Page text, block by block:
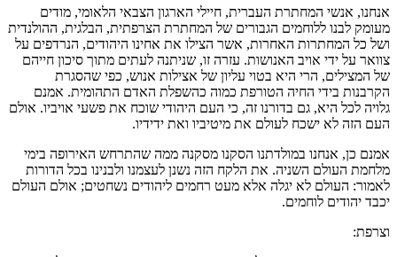
אנחנו, אנשי המחתרת העברית, חיילי הארגון הצבאי הלאומי, מודים
מעומק לבנו ללוחמים הגבורים של המחתרת הצרפתית, הבלגית, ההולנדית
ושל כל המחתרות האחרות, אשר הצילו את אחינו היהודים, הנרדפים על
צוואר על ידי אויב האנושות. עזרה זו, שניתנה לעתים מתוך סיכון חייהם
של המצילים, הרי היא בטוי עליון של אצילות אנוש, כפי שהסגרת
הקרבנות בידי החיה הטורפת כמוה כהשפלת האדם התהומית. אמנם
גלויה לכל היא, גם בדורנו זה, כי העם היהודי שוכח את פשעי אויביו. אולם
העם הזה לא ישכח לעולם את מיטיביו ואת ידידיו.
אמנם כן, אנחנו במולדתנו הסקנו מסקנה ממה שהתרחש האירופה בימי
מלחמת העולם השניה. את הלקח הזה נשנן לעצמנו ולבנינו בכל הדורות
לאמור: העולם לא יגלה אלא מעט רחמים ליהודים נשחטים; אולם העולם
יכבד יהודים לוחמים.
וצרפת: